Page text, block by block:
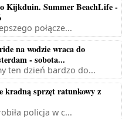
Kijkduin. Summer BeachLife -
połącze...
na wodzie wraca do
- sobota...
ten dzień bardzo do...
kradną sprzęt ratunkowy z
policja w c...